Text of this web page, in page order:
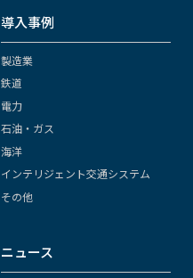
導入事例
製造業
鉄道
電力
石油・ガス
海洋
インテリジェント交通システム
その他
ニュース